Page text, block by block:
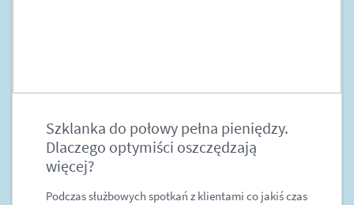
Szklanka do połowy pełna pieniędzy.
Dlaczego optymiści oszczędzają
więcej?
Podczas służbowych spotkań z klientami co jakiś czas